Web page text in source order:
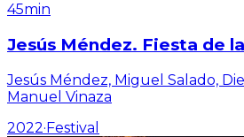
45min
Jesús Méndez. Fiesta de
Jesús Méndez, Miguel Salado,
Manuel Vinaza
2022·Festival